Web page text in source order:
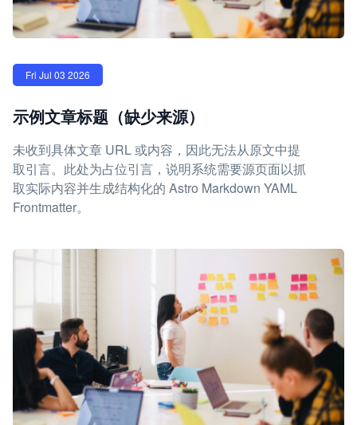
Fri Jul 03 2026
示例文章标题（缺少来源）
未收到具体文章 URL 或内容，因此无法从原文中提
取引言。此处为占位引言，说明系统需要源页面以抓
取实际内容并生成结构化的 Astro Markdown YAML
Frontmatter。